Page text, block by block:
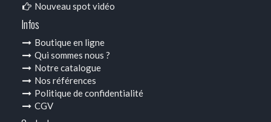
Nouveau spot vidéo
Infos
Boutique en ligne
Qui sommes nous ?
Notre catalogue
Nos références
Politique de confidentialité
CGV